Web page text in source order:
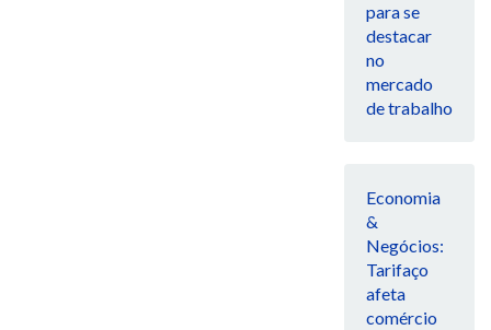
para se
destacar
no
mercado
de trabalho
Economia
&
Negócios:
Tarifaço
afeta
comércio